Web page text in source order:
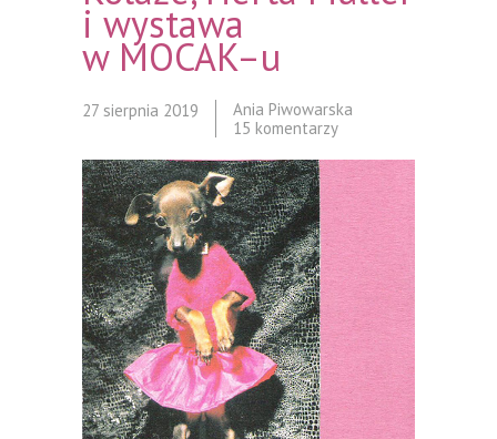
i wystawa
w MOCAK–u
27 sierpnia 2019
Ania Piwowarska
15 komentarzy